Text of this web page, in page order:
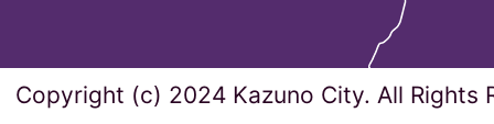
Copyright (c) 2024 Kazuno City. All Rights